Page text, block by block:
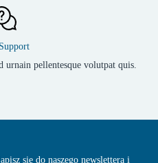
pellentesque volutpat quis.
się do naszego newslettera i